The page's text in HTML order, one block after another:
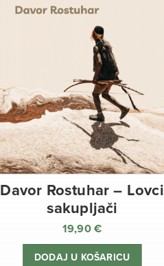
Davor Rostuhar – Lovci
sakupljači
19,90€
DODAJ U KOŠARICU